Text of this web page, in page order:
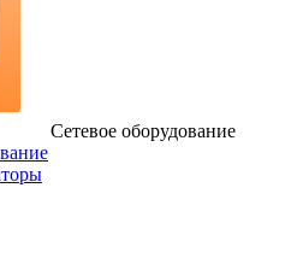
Сетевое оборудование